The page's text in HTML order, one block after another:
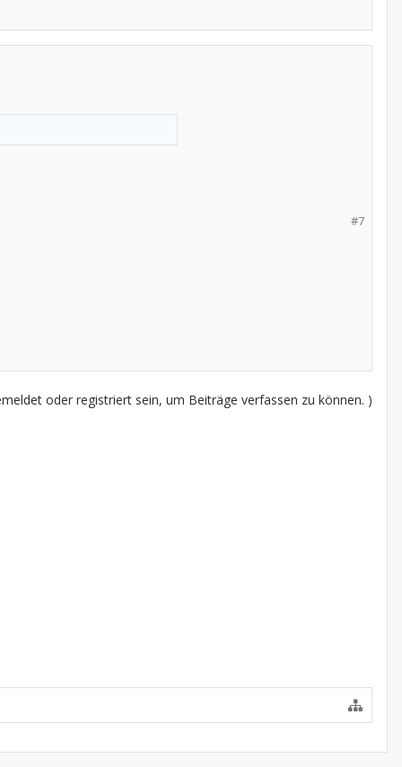
#7
oder registriert sein, um Beiträge verfassen zu können. )